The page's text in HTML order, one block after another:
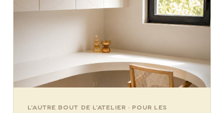
L'AUTRE BOUT DE L'ATELIER · POUR LES